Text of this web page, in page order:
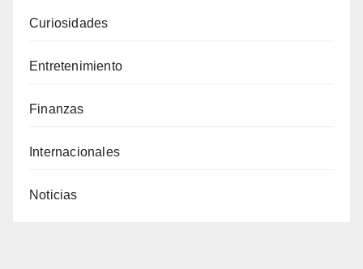
Curiosidades
Entretenimiento
Finanzas
Internacionales
Noticias